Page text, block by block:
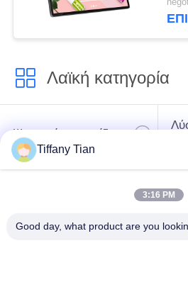
Λαϊκή κατηγορία
Ψηφιακές πινακίδες
Tiffany Tian
3:16 PM
Good day, what product are you